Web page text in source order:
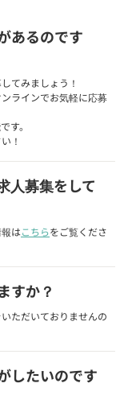
あるのです
てみましょう！
ラインでお気軽に応募
す。
！
人募集をして
はこちらをご覧くださ
すか？
ただいておりませんの
したいのです